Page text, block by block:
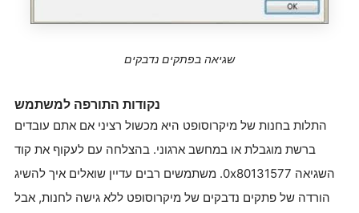
שגיאה בפתקים נדבקים
נקודות התורפה למשתמש
התלות בחנות של מיקרוסופט היא מכשול רציני אם אתם עובדים
ברשת מוגבלת או במחשב ארגוני. בהצלחה עם לעקוף את קוד
השגיאה 0x80131577. משתמשים רבים עדיין שואלים איך להשיג
הורדה של פתקים נדבקים של מיקרוסופט ללא גישה לחנות, אבל